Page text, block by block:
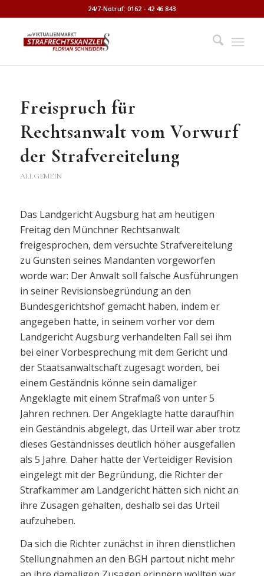
24/7-Notruf: 0162 - 42 46 843
Freispruch für
Rechtsanwalt vom Vorwurf
der Strafvereitelung
ALLGEMEIN
Das Landgericht Augsburg hat am heutigen
Freitag den Münchner Rechtsanwalt
freigesprochen, dem versuchte Strafvereitelung
zu Gunsten seines Mandanten vorgeworfen
worde war: Der Anwalt soll falsche Ausführungen
in seiner Revisionsbegründung an den
Bundesgerichtshof gemacht haben, indem er
angegeben hatte, in seinem vorher vor dem
Landgericht Augsburg verhandelten Fall sei ihm
bei einer Vorbesprechung mit dem Gericht und
der Staatsanwaltschaft zugesagt worden, bei
einem Geständnis könne sein damaliger
Angeklagte mit einem Strafmaß von unter 5
Jahren rechnen. Der Angeklagte hatte daraufhin
ein Geständnis abgelegt, das Urteil war aber trotz
dieses Geständnisses deutlich höher ausgefallen
als 5 Jahre. Daher hatte der Verteidiger Revision
eingelegt mit der Begründung, die Richter der
Strafkammer am Landgericht hätten sich nicht an
ihre Zusagen gehalten, deshalb sei das Urteil
aufzuheben.
Da sich die Richter zunächst in ihren dienstlichen
Stellungnahmen an den BGH partout nicht mehr